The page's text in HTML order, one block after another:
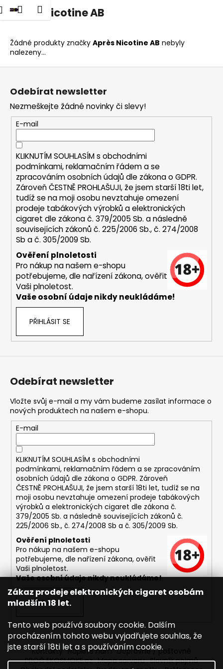
Zákaz prodeje elektronických cigaret osobám
mladším 18 let.
Tento web používá soubory cookie. Dalším
procházením tohoto webu vyjadřujete souhlas, že
jste starší 18ti let a s používáním cookie.
Přejít
na
Přihlášení
Nákupní
Menu
Après Nicotine AB
Žádné produkty značky Après Nicotine AB nebyly
nalezeny...
K
o
C
o
o
t
ř
e
b
u
e
e
n
a
?
D
p
o
r
u
u
m
DEKANG
DESERT
SHIP
10ML
18MG
169
Kč
Původně:
195
Odebírat newsletter
Nezmeškejte žádné novinky či slevy!
E-mail
KLIKNUTÍM SOUHLASÍM s obchodními
podmínkami,reklamačním řádem a se
zpracováním osobních údajů dle zákona oGDPR.
Zároveň ČESTNĚ PROHLAŠUJI, že jsem starší 18ti let,
tudíž se na moji osobu nevztahuje omezení
prodeje tabákových výrobků a elektronických
cigaret dle zákona č. 379/2005 Sb. a následně
souvisejících zákonů č. 225/2006 Sb., č. 274/2008
Sb a č. 305/2009 Sb.
Ověření plnoletosti
Pro nákup na našem e-shopu
potřebujeme, dle nařízení zákona, ověřit
Vaši plnoletost.
Vaše osobní údaje nikdy neukládáme!
PŘIHLÁSIT SE
Odebírat newsletter
Vložte svůj e-mail a my vám budeme zasílat informace o
nových produktech na našem e-shopu.
E-mail
KLIKNUTÍM SOUHLASÍM s obchodními
podmínkami, reklamačním řádem a se zpracováním
osobních údajů dle zákona o GDPR. Zároveň
ČESTNĚ PROHLAŠUJI, že jsem starší 18ti let, tudíž se na
moji osobu nevztahuje omezení prodeje tabákových
výrobků a elektronických cigaret dle zákona č.
379/2005 Sb. a následně souvisejících zákonů č.
225/2006 Sb., č. 274/2008 Sb a č. 305/2009 Sb.
Ověření plnoletosti
Pro nákup na našem e-shopu
potřebujeme, dle nařízení zákona, ověřit
Vaši plnoletost.
Vaše osobní údaje nikdy neukládáme!
PŘIHLÁSIT SE
Kontakty Napište nám Dopravné / poštovné
PROČ EKOSMOKE.cz Mapa serveru Slovník pojmů